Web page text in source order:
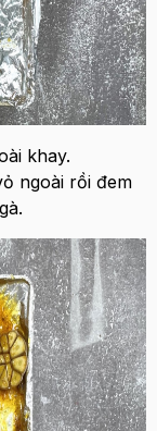
khay.
ngoài rồi đem